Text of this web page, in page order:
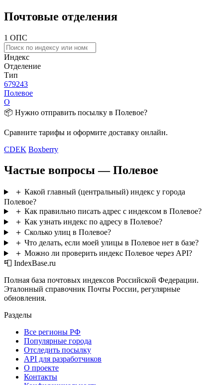
Почтовые отделения
1 ОПС
Индекс
Отделение
Тип
679243
Полевое
О
📦 Нужно отправить посылку в Полевое?
Сравните тарифы и оформите доставку онлайн.
CDEK Boxberry
Частые вопросы — Полевое
＋ Какой главный (центральный) индекс у города
Полевое?
＋ Как правильно писать адрес с индексом в Полевое?
＋ Как узнать индекс по адресу в Полевое?
＋ Сколько улиц в Полевое?
＋ Что делать, если моей улицы в Полевое нет в базе?
＋ Можно ли проверить индекс Полевое через API?
📮 IndexBase.ru
Полная база почтовых индексов Российской Федерации.
Эталонный справочник Почты России, регулярные
обновления.
Разделы
Все регионы РФ
Популярные города
Отследить посылку
API для разработчиков
О проекте
Контакты